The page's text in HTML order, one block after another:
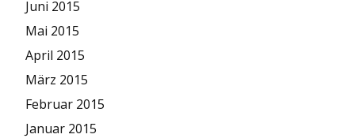
Juni 2015
Mai 2015
April 2015
März 2015
Februar 2015
Januar 2015